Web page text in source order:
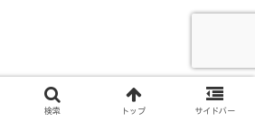
検索 トップ サイドバー